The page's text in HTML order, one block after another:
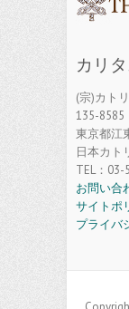
カリ
(宗)カト
135-8585
東京都江
日本カト
TEL：
お問い合
サイトポ
プライバ